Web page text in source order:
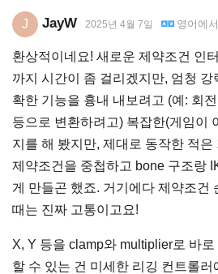
J JayW 2025년 4월 7일 영어 에서
환상적이네요! 새로운 제약조건 인
까지 시간이 좀 걸리겠지만, 엄청 강
확한 기능을 흉내 내보려고 (예: 회
등으로 변환하려고) 복잡한(게임이
지를 해 봤지만, 제대로 동작한 적
제약조건을 중첩하고 bone 구조랑
게 만들곤 했죠. 거기에다 제약조건
때는 진짜 고통이고요!
X, Y 등을 clamp와 multiplier로 바
할 수 있는 건 미세한 리깅 컨트롤러